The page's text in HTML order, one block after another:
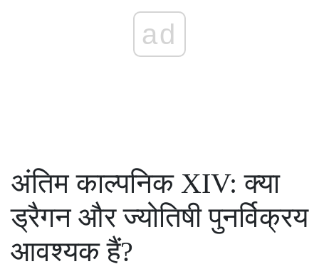
ad
अंतिम काल्पनिक XIV: क्या
ड्रैगन और ज्योतिषी पुनर्विक्रय
आवश्यक हैं?